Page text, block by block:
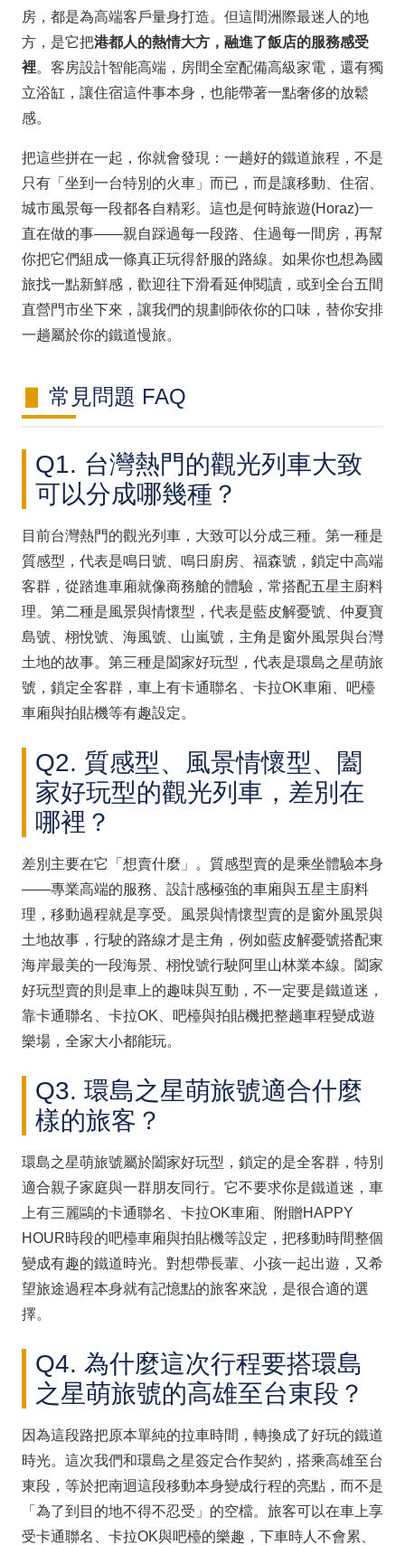
房，都是為高端客戶量身打造。但這間洲際最迷人的地
方，是它把港都人的熱情大方，融進了飯店的服務感受
裡。客房設計智能高端，房間全室配備高級家電，還有獨
立浴缸，讓住宿這件事本身，也能帶著一點奢侈的放鬆
感。
把這些拼在一起，你就會發現：一趟好的鐵道旅程，不是
只有「坐到一台特別的火車」而已，而是讓移動、住宿、
城市風景每一段都各自精彩。這也是何時旅遊(Horaz)一
直在做的事——親自踩過每一段路、住過每一間房，再幫
你把它們組成一條真正玩得舒服的路線。如果你也想為國
旅找一點新鮮感，歡迎往下滑看延伸閱讀，或到全台五間
直營門市坐下來，讓我們的規劃師依你的口味，替你安排
一趟屬於你的鐵道慢旅。
常見問題 FAQ
Q1. 台灣熱門的觀光列車大致
可以分成哪幾種？
目前台灣熱門的觀光列車，大致可以分成三種。第一種是
質感型，代表是鳴日號、鳴日廚房、福森號，鎖定中高端
客群，從踏進車廂就像商務艙的體驗，常搭配五星主廚料
理。第二種是風景與情懷型，代表是藍皮解憂號、仲夏寶
島號、栩悅號、海風號、山嵐號，主角是窗外風景與台灣
土地的故事。第三種是闔家好玩型，代表是環島之星萌旅
號，鎖定全客群，車上有卡通聯名、卡拉OK車廂、吧檯
車廂與拍貼機等有趣設定。
Q2. 質感型、風景情懷型、闔
家好玩型的觀光列車，差別在
哪裡？
差別主要在它「想賣什麼」。質感型賣的是乘坐體驗本身
——專業高端的服務、設計感極強的車廂與五星主廚料
理，移動過程就是享受。風景與情懷型賣的是窗外風景與
土地故事，行駛的路線才是主角，例如藍皮解憂號搭配東
海岸最美的一段海景、栩悅號行駛阿里山林業本線。闔家
好玩型賣的則是車上的趣味與互動，不一定要是鐵道迷，
靠卡通聯名、卡拉OK、吧檯與拍貼機把整趟車程變成遊
樂場，全家大小都能玩。
Q3. 環島之星萌旅號適合什麼
樣的旅客？
環島之星萌旅號屬於闔家好玩型，鎖定的是全客群，特別
適合親子家庭與一群朋友同行。它不要求你是鐵道迷，車
上有三麗鷗的卡通聯名、卡拉OK車廂、附贈HAPPY
HOUR時段的吧檯車廂與拍貼機等設定，把移動時間整個
變成有趣的鐵道時光。對想帶長輩、小孩一起出遊，又希
望旅途過程本身就有記憶點的旅客來說，是很合適的選
擇。
Q4. 為什麼這次行程要搭環島
之星萌旅號的高雄至台東段？
因為這段路把原本單純的拉車時間，轉換成了好玩的鐵道
時光。這次我們和環島之星簽定合作契約，搭乘高雄至台
東段，等於把南迴這段移動本身變成行程的亮點，而不是
「為了到目的地不得不忍受」的空檔。旅客可以在車上享
受卡通聯名、卡拉OK與吧檯的樂趣，下車時人不會累、